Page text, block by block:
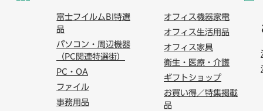
富士フイルムBI特選
品
パソコン・周辺機器
（PC関連特選街）
PC・OA
ファイル
事務用品
オフィス機器家電
オフィス生活用品
オフィス家具
衛生・医療・介護
ギフトショップ
お買い得／特集掲載
品